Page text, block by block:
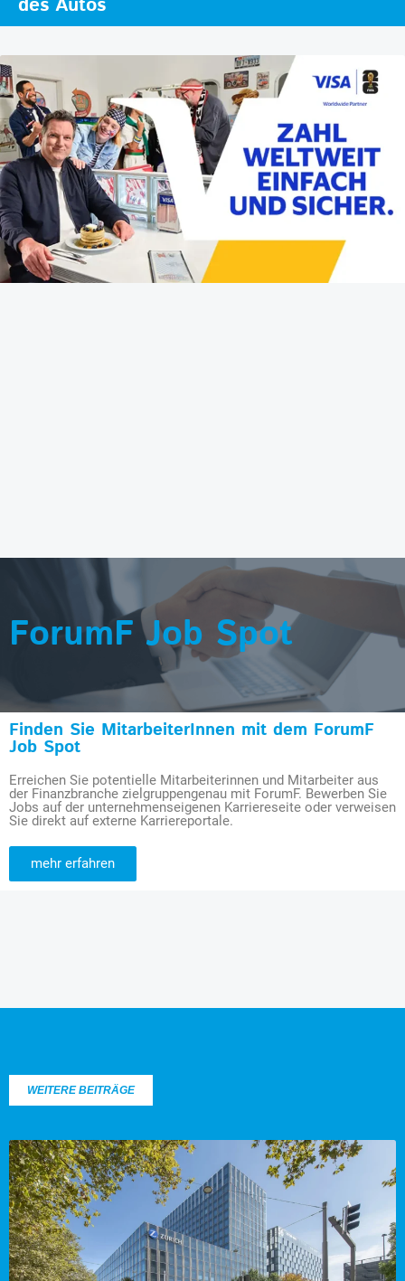
des Autos
ForumF Job Spot
Finden Sie MitarbeiterInnen mit dem ForumF
Job Spot
Erreichen Sie potentielle Mitarbeiterinnen und Mitarbeiter aus
der Finanzbranche zielgruppengenau mit ForumF. Bewerben Sie
Jobs auf der unternehmenseigenen Karriereseite oder verweisen
Sie direkt auf externe Karriereportale.
mehr erfahren
WEITERE BEITRÄGE